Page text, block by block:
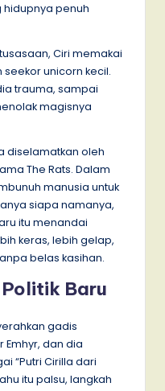
penuh
Ciri memakai
unicorn kecil.
trauma, sampai
magisnya
diselamatkan oleh
The Rats. Dalam
manusia untuk
siapa namanya,
itu menandai
keras, lebih gelap,
belas kasihan.
Baru
gadis
dan dia
“Putri Cirilla dari
itu palsu, langkah